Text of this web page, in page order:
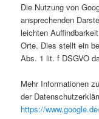
Die Nutzung von
ansprechenden
leichten
Orte. Dies stellt ein
Abs. 1 lit. f DSGVO
Mehr Informationen
der
https://